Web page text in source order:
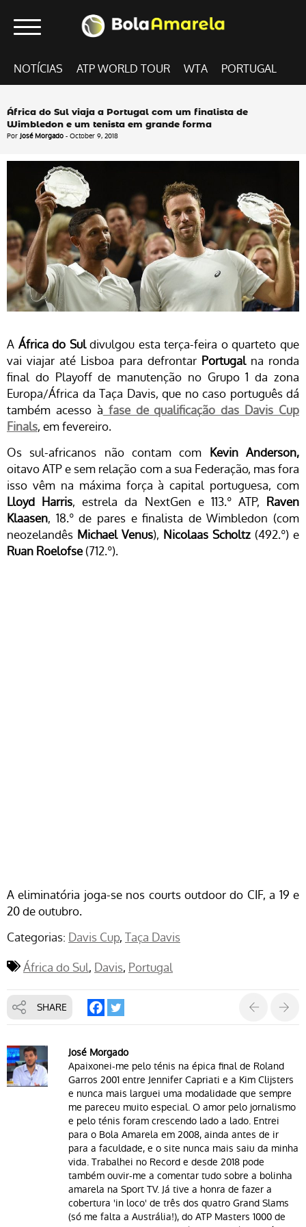
NOTÍCIAS ATP WORLD TOUR WTA PORTUGAL
África do Sul viaja a Portugal com um finalista de
Wimbledon e um tenista em grande forma
Por José Morgado - October 9, 2018
A África do Suldivulgou esta terça-feira o quarteto que
vai viajar até Lisboa para defrontar Portugalna ronda
final do Playoff de manutenção no Grupo 1 da zona
Europa/África da Taça Davis, que no caso português dá
também acesso à fase de qualificação das Davis Cup
Finals, em fevereiro.
Os sul-africanos não contam com Kevin Anderson,
oitavo ATP e sem relação com a sua Federação, mas fora
isso vêm na máxima força à capital portuguesa, com
Lloyd Harris, estrela da NextGen e 113.º ATP, Raven
Klaasen, 18.º de pares e finalista de Wimbledon (com
neozelandês Michael Venus), Nicolaas Scholtz (492.º) e
Ruan Roelofse(712.º).
A eliminatória joga-se nos courts outdoor do CIF, a 19 e
20 de outubro.
Categorias: Davis Cup Taça Davis
África do Sul Davis Portugal
SHARE
José Morgado
Apaixonei-me pelo ténis na épica final de Roland
Garros 2001 entre Jennifer Capriati e a Kim Clijsters
e nunca mais larguei uma modalidade que sempre
me pareceu muito especial. O amor pelo jornalismo
e pelo ténis foram crescendo lado a lado. Entrei
para o Bola Amarela em 2008, ainda antes de ir
para a faculdade, e o site nunca mais saiu da minha
vida. Trabalhei no Record e desde 2018 pode
também ouvir-me a comentar tudo sobre a bolinha
amarela na Sport TV. Já tive a honra de fazer a
cobertura 'in loco' de três dos quatro Grand Slams
(só me falta a Austrália!), do ATP Masters 1000 de